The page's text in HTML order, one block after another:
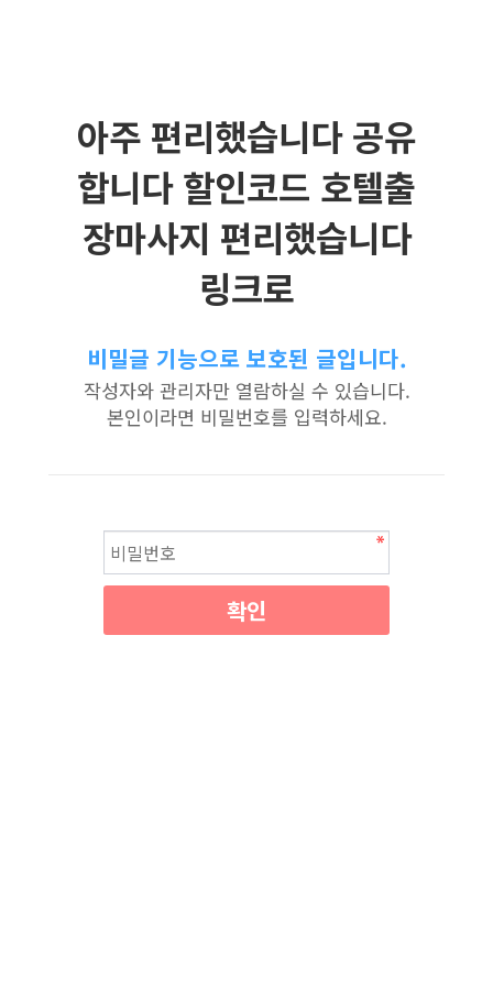
아주 편리했습니다 공유
합니다 할인코드 호텔출
장마사지 편리했습니다
링크로
비밀글 기능으로 보호된 글입니다.
작성자와 관리자만 열람하실 수 있습니다.
본인이라면 비밀번호를 입력하세요.